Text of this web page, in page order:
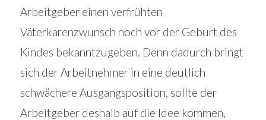
Arbeitgeber einen verfrühten
Väterkarenzwunsch noch vor der Geburt des
Kindes bekanntzugeben. Denn dadurch bringt
sich der Arbeitnehmer in eine deutlich
schwächere Ausgangsposition, sollte der
Arbeitgeber deshalb auf die Idee kommen,